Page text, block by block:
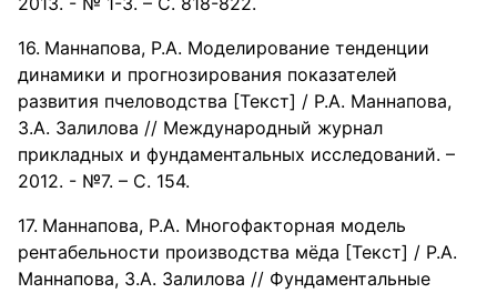
Маннапова, Р.А. Моделирование тенденции
динамики и прогнозирования показателей
развития пчеловодства [Текст] / Р.А. Маннапова,
З.А. Залилова // Международный журнал
прикладных и фундаментальных исследований. –
2012. - №7. – С. 154.
Маннапова, Р.А. Многофакторная модель
рентабельности производства мёда [Текст] / Р.А.
Маннапова, З.А. Залилова // Фундаментальные